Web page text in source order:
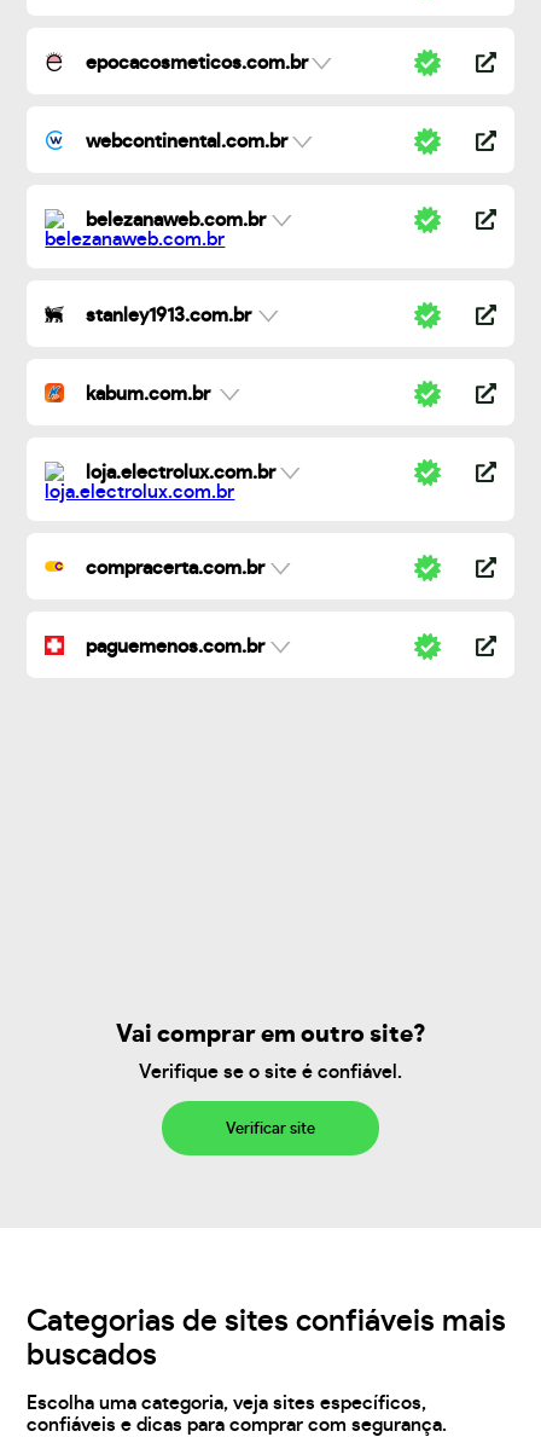
epocacosmeticos.com.br
webcontinental.com.br
belezanaweb.com.br
stanley1913.com.br
kabum.com.br
loja.electrolux.com.br
compracerta.com.br
paguemenos.com.br
Vai comprar em outro site?
Verifique se o site é confiável.
Verificar site
Categorias de sites confiáveis mais
buscados
Escolha uma categoria, veja sites específicos,
confiáveis e dicas para comprar com segurança.